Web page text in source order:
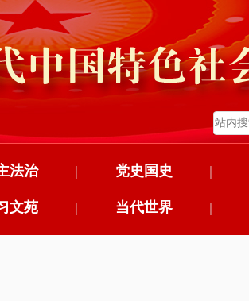
法治 党史国史
| |
文苑 当代世界
| |